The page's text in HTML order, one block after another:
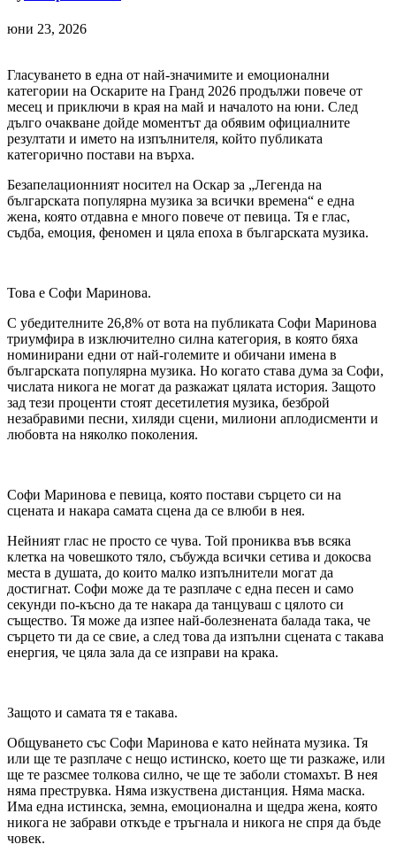
юни 23, 2026
Гласуването в една от най-значимите и емоционални
категории на Оскарите на Гранд 2026 продължи повече от
месец и приключи в края на май и началото на юни. След
дълго очакване дойде моментът да обявим официалните
резултати и името на изпълнителя, който публиката
категорично постави на върха.
Безапелационният носител на Оскар за „Легенда на
българската популярна музика за всички времена“ е една
жена, която отдавна е много повече от певица. Тя е глас,
съдба, емоция, феномен и цяла епоха в българската музика.
Това е Софи Маринова.
С убедителните 26,8% от вота на публиката Софи Маринова
триумфира в изключително силна категория, в която бяха
номинирани едни от най-големите и обичани имена в
българската популярна музика. Но когато става дума за Софи,
числата никога не могат да разкажат цялата история. Защото
зад тези проценти стоят десетилетия музика, безброй
незабравими песни, хиляди сцени, милиони аплодисменти и
любовта на няколко поколения.
Софи Маринова е певица, която постави сърцето си на
сцената и накара самата сцена да се влюби в нея.
Нейният глас не просто се чува. Той прониква във всяка
клетка на човешкото тяло, събужда всички сетива и докосва
места в душата, до които малко изпълнители могат да
достигнат. Софи може да те разплаче с една песен и само
секунди по-късно да те накара да танцуваш с цялото си
същество. Тя може да изпее най-болезнената балада така, че
сърцето ти да се свие, а след това да изпълни сцената с такава
енергия, че цяла зала да се изправи на крака.
Защото и самата тя е такава.
Общуването със Софи Маринова е като нейната музика. Тя
или ще те разплаче с нещо истинско, което ще ти разкаже, или
ще те разсмее толкова силно, че ще те заболи стомахът. В нея
няма преструвка. Няма изкуствена дистанция. Няма маска.
Има една истинска, земна, емоционална и щедра жена, която
никога не забрави откъде е тръгнала и никога не спря да бъде
човек.